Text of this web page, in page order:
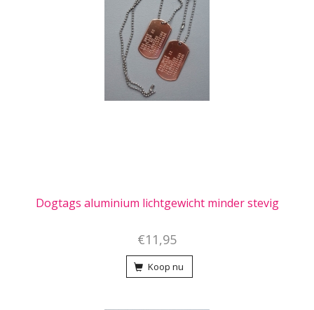
Dogtags aluminium lichtgewicht minder stevig
€11,95
Koop nu